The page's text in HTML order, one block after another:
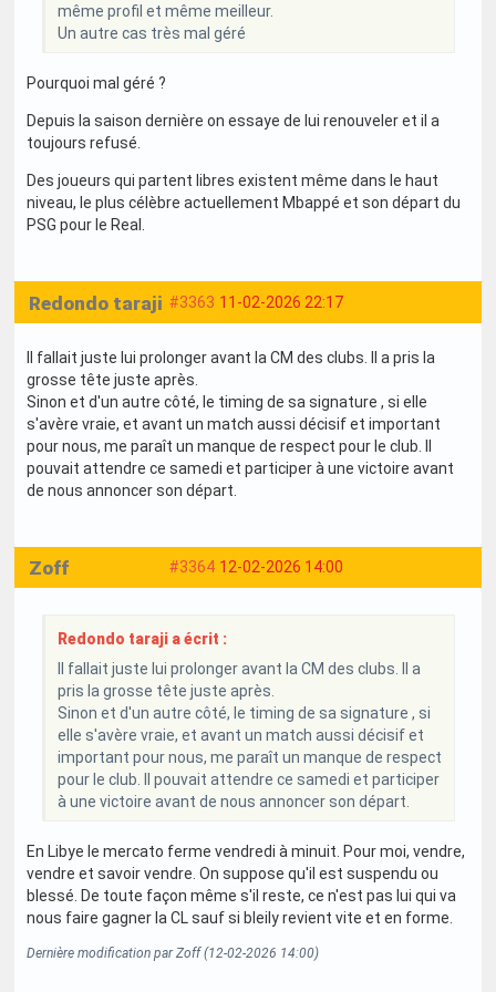
même profil et même meilleur.
Un autre cas très mal géré
Pourquoi mal géré ?
Depuis la saison dernière on essaye de lui renouveler et il a
toujours refusé.
Des joueurs qui partent libres existent même dans le haut
niveau, le plus célèbre actuellement Mbappé et son départ du
PSG pour le Real.
#3363 11-02-2026 22:17
Redondo taraji
Il fallait juste lui prolonger avant la CM des clubs. Il a pris la
grosse tête juste après.
Sinon et d'un autre côté, le timing de sa signature , si elle
s'avère vraie, et avant un match aussi décisif et important
pour nous, me paraît un manque de respect pour le club. Il
pouvait attendre ce samedi et participer à une victoire avant
de nous annoncer son départ.
#3364 12-02-2026 14:00
Zoff
Redondo taraji a écrit :
Il fallait juste lui prolonger avant la CM des clubs. Il a
pris la grosse tête juste après.
Sinon et d'un autre côté, le timing de sa signature , si
elle s'avère vraie, et avant un match aussi décisif et
important pour nous, me paraît un manque de respect
pour le club. Il pouvait attendre ce samedi et participer
à une victoire avant de nous annoncer son départ.
En Libye le mercato ferme vendredi à minuit. Pour moi, vendre,
vendre et savoir vendre. On suppose qu'il est suspendu ou
blessé. De toute façon même s'il reste, ce n'est pas lui qui va
nous faire gagner la CL sauf si bleily revient vite et en forme.
Dernière modification par Zoff (12-02-2026 14:00)